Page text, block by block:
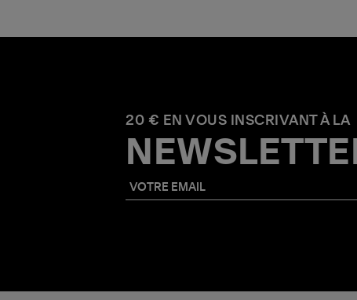
20 € EN VOUS INSCRIVANT À LA